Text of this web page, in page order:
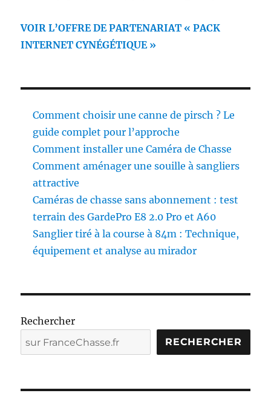
VOIR L’OFFRE DE PARTENARIAT « PACK
INTERNET CYNÉGÉTIQUE »
Comment choisir une canne de pirsch ? Le
guide complet pour l’approche
Comment installer une Caméra de Chasse
Comment aménager une souille à sangliers
attractive
Caméras de chasse sans abonnement : test
terrain des GardePro E8 2.0 Pro et A60
Sanglier tiré à la course à 84m : Technique,
équipement et analyse au mirador
Rechercher
RECHERCHER